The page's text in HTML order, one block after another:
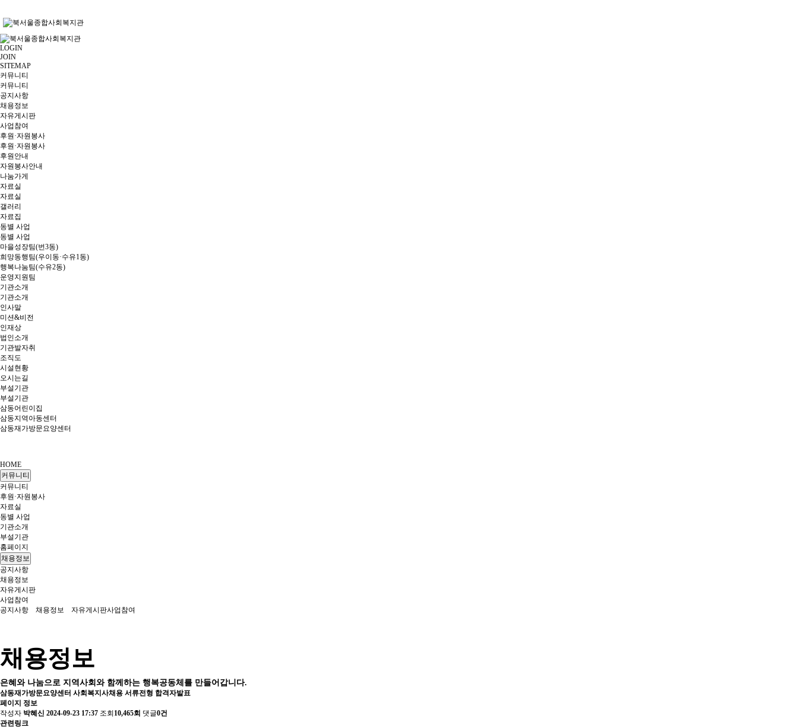
LOGIN
JOIN
SITEMAP
커뮤니티
커뮤니티
공지사항
채용정보
자유게시판
사업참여
후원·자원봉사
후원·자원봉사
후원안내
자원봉사안내
나눔가게
자료실
자료실
갤러리
자료집
동별 사업
동별 사업
마을성장팀(번3동)
희망동행팀(우이동·수유1동)
행복나눔팀(수유2동)
운영지원팀
기관소개
기관소개
인사말
미션&비전
인재상
법인소개
기관발자취
조직도
시설현황
오시는길
부설기관
부설기관
삼동어린이집
삼동지역아동센터
삼동재가방문요양센터
HOME
커뮤니티
커뮤니티
후원·자원봉사
자료실
동별 사업
기관소개
부설기관
홈페이지
채용정보
공지사항
채용정보
자유게시판
사업참여
공지사항
채용정보 자유게시판사업참여
채용정보
은혜와 나눔으로 지역사회와 함께하는 행복공동체를 만들어갑니다.
삼동재가방문요양센터 사회복지사채용 서류전형 합격자발표
페이지 정보
작성자 박혜신 2024-09-23 17:37 조회 10,465회 댓글0건
관련링크